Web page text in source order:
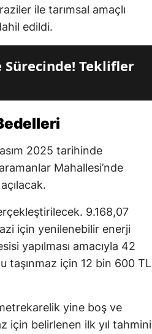
ile tarımsal amaçlı
edildi.
Teklifler
2025 tarihinde
Mahallesi’nde
9.168,07
için yenilenebilir enerji
yapılması amacıyla 42
taşınmaz için 12 bin 600 TL
yine boş ve
için belirlenen ilk yıl tahmini